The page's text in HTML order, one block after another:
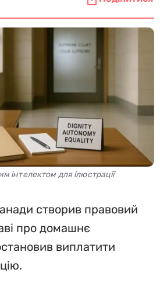
інтелектом для ілюстрації
створив правовий
про домашнє
виплатити